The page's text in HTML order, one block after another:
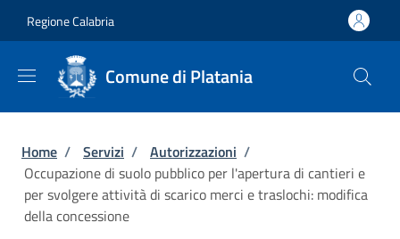
Regione Calabria
Comune di Platania
Briciole di pane
Home / Servizi / Autorizzazioni /
Occupazione di suolo pubblico per l'apertura di cantieri e
per svolgere attività di scarico merci e traslochi: modifica
della concessione